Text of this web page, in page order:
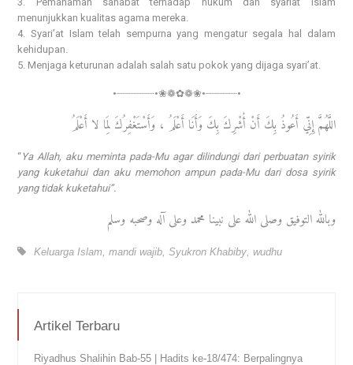
menunjukkan kualitas agama mereka.
4. Syari’at Islam telah sempurna yang mengatur segala hal dalam
kehidupan.
5. Menjaga keturunan adalah salah satu pokok yang dijaga syari’at.
•┈┈┈┈┈┈•❀❁✿❁❀•┈┈┈┈┈•
اللَّهُمَّ إِنِّي أَعُوذُ بِكَ أَنْ أُشْرِكَ بِكَ وَأَنَا أَعْلَمُ ، وَأَسْتَغْفِرُكَ لِمَا لا أَعْلَمُ
“Ya Allah, aku meminta pada-Mu agar dilindungi dari perbuatan syirik
yang kuketahui dan aku memohon ampun pada-Mu dari dosa syirik
yang tidak kuketahui”.
وبالله التوفيق وصلى الله على نبينا محمد وعلى آله وصحبه وسلم
Keluarga Islam ,mandi wajib ,Syukron Khabiby ,wudhu
Artikel Terbaru
Riyadhus Shalihin Bab-55 | Hadits ke-18/474: Berpalingnya